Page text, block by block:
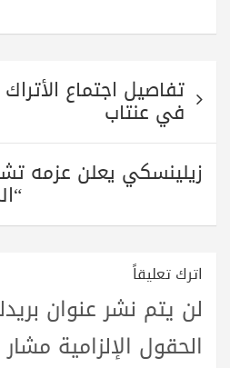
bo
ok
gr
a
m
tte
r
ts
A
pp
re
تصفّح
المقالات
تفاصيل اجتماع
في عنتاب
زيلينسكي يعلن عزمه
اترك تعليقاً
لن يتم نشر عنوان
الحقول الإلزامية مشار